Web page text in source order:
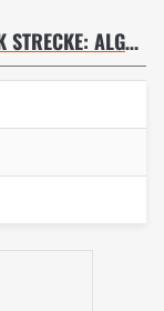
DATEN & FAKTEN ZUR SUPERBIKE WSBK STRECKE: ALGARVE INTERNATIONAL CIRCUIT